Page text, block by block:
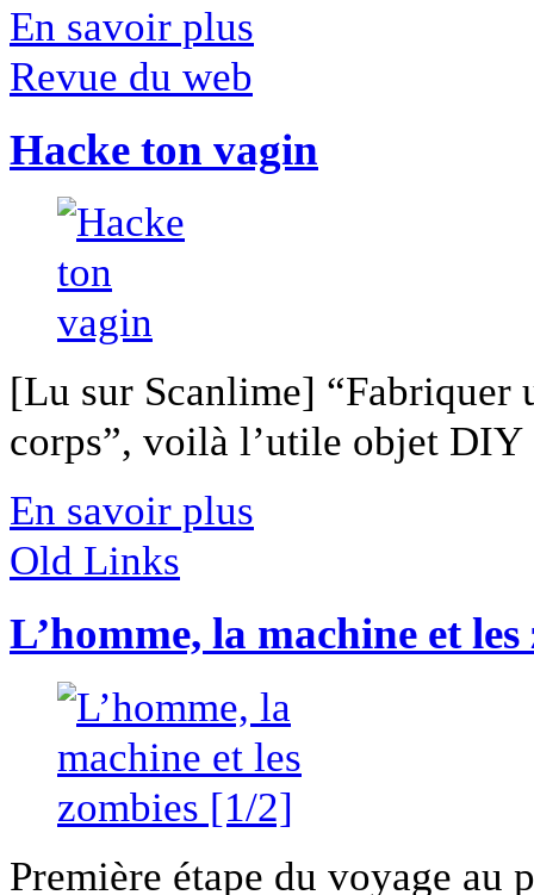
En savoir plus
Revue du web
Hacke ton vagin
[Lu sur Scanlime] “Fabriquer
corps”, voilà l’utile objet
En savoir plus
Old Links
L’homme, la machine et
Première étape du voyage au